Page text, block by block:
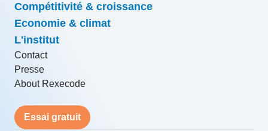
Compétitivité & croissance
Economie & climat
L'institut
Contact
Presse
About Rexecode
Essai gratuit